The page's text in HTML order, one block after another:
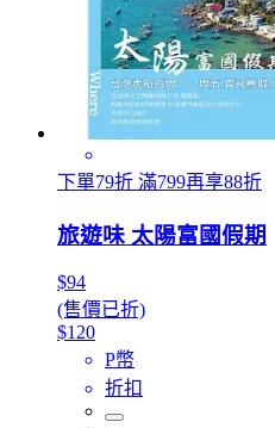
下單79折 滿799再享88折
旅遊味 太陽富國假期
$94
(售價已折)
$120
P幣
折扣